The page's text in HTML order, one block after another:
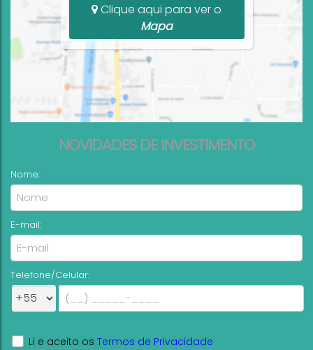
Clique aqui para ver o
Mapa
NOVIDADES DE INVESTIMENTO
Nome:
E-mail:
Telefone/Celular:
Li e aceito os Termos de Privacidade